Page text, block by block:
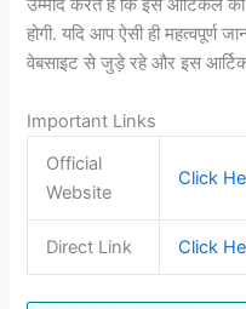
उम्मीद करते हैं कि इस आर्टिकल
होगी. यदि आप ऐसी ही महत्वपूर्ण
वेबसाइट से जुड़े रहे और इस
Important Links
Official
Website
Click
Direct Link Click